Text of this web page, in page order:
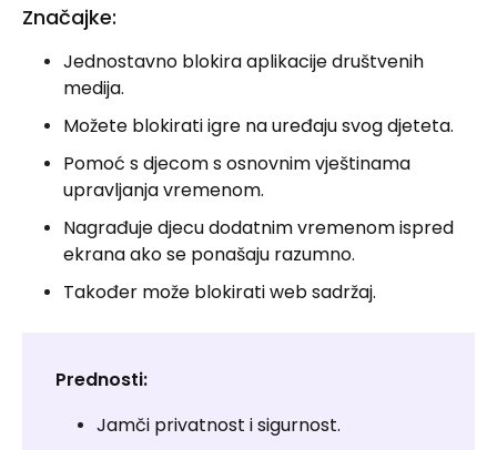
Značajke:
Jednostavno blokira aplikacije društvenih
medija.
Možete blokirati igre na uređaju svog djeteta.
Pomoć s djecom s osnovnim vještinama
upravljanja vremenom.
Nagrađuje djecu dodatnim vremenom ispred
ekrana ako se ponašaju razumno.
Također može blokirati web sadržaj.
Prednosti:
Jamči privatnost i sigurnost.